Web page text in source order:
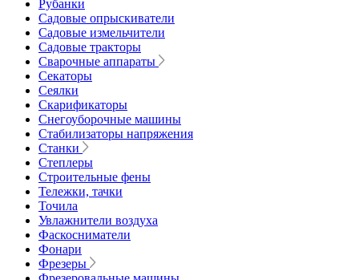
Рубанки
Садовые опрыскиватели
Садовые измельчители
Садовые тракторы
Сварочные аппараты
Секаторы
Сеялки
Скарификаторы
Снегоуборочные машины
Стабилизаторы напряжения
Станки
Степлеры
Строительные фены
Тележки, тачки
Точила
Увлажнители воздуха
Фаскосниматели
Фонари
Фрезеры